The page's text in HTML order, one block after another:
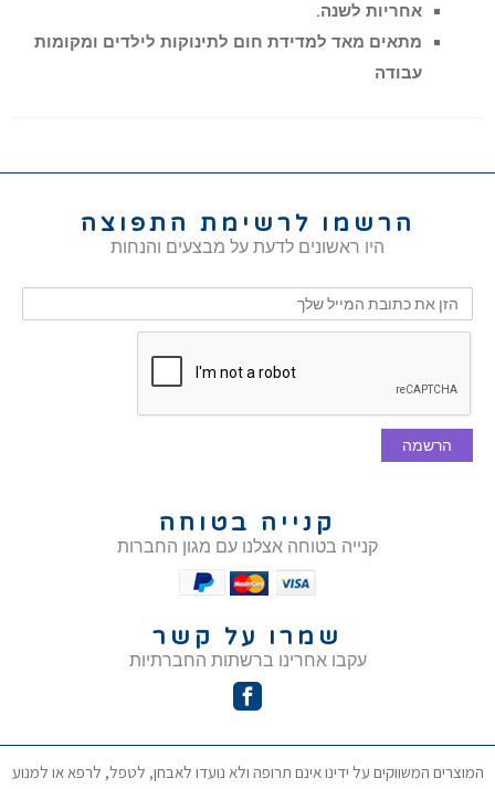
אחריות לשנה.
מתאים מאד למדידת חום לתינוקות לילדים ומקומות
עבודה
הרשמו לרשימת התפוצה
היו ראשונים לדעת על מבצעים והנחות
הרשמה
קנייה בטוחה
קנייה בטוחה אצלנו עם מגון החברות
שמרו על קשר
עקבו אחרינו ברשתות החברתיות
המוצרים המשווקים על ידינו אינם תרופה ולא נועדו לאבחן, לטפל, לרפא או למנוע